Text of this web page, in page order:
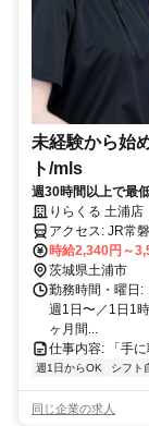
未経験から始
ト/mls
週30時間以上で最
トレで一生モノの
県土浦市蓮河原新
りらくる 土浦店
アクセ
時給2,340円～
茨城県土浦市
勤務時間・曜日
週1日〜／1日1
ヶ月間...
仕事内容: 「手
週1日からOK シフト
同じ企業の求人